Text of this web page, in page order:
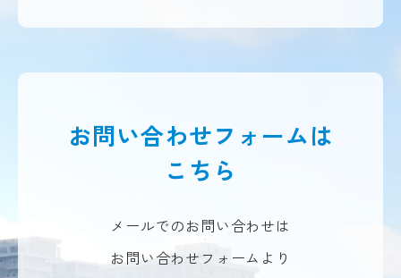
お問い合わせフォームは
こちら
メールでのお問い合わせは
お問い合わせフォームより